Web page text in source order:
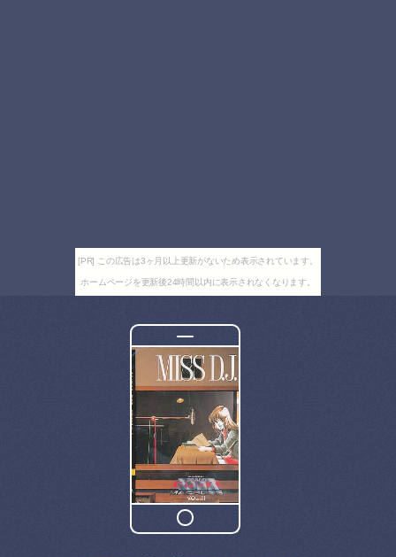
[PR] この広告は3ヶ月以上更新がないため表示されています。
ホームページを更新後24時間以内に表示されなくなります。